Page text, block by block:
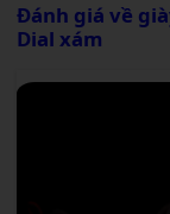
Đánh giá về
Dial xám